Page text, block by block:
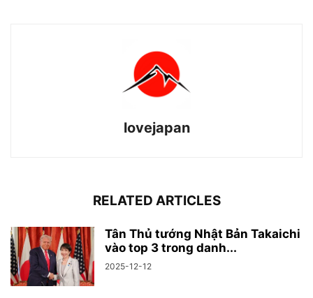
lovejapan
RELATED ARTICLES
Tân Thủ tướng Nhật Bản Takaichi
vào top 3 trong danh...
2025-12-12